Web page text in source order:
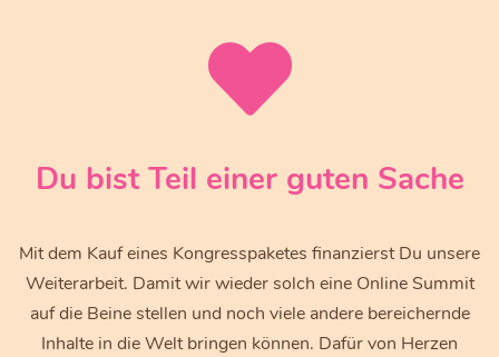
Du bist Teil einer guten Sache
Mit dem Kauf eines Kongresspaketes finanzierst Du unsere
Weiterarbeit. Damit wir wieder solch eine Online Summit
auf die Beine stellen und noch viele andere bereichernde
Inhalte in die Welt bringen können. Dafür von Herzen